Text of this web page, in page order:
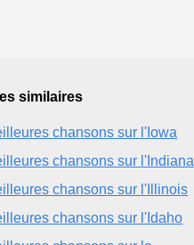
similaires
chansons sur l'Iowa
chansons sur l'Indiana
chansons sur l'Illinois
chansons sur l'Idaho